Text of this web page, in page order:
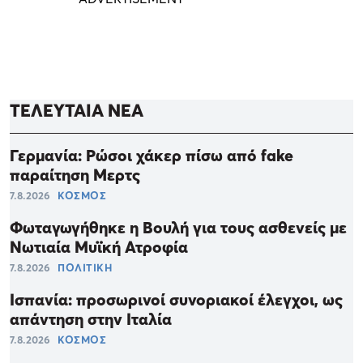
ΤΕΛΕΥΤΑΙΑ ΝΕΑ
Γερμανία: Ρώσοι χάκερ πίσω από fake
παραίτηση Μερτς
7.8.2026 ΚΟΣΜΟΣ
Φωταγωγήθηκε η Βουλή για τους ασθενείς με
Νωτιαία Μυϊκή Ατροφία
7.8.2026 ΠΟΛΙΤΙΚΗ
Ισπανία: προσωρινοί συνοριακοί έλεγχοι, ως
απάντηση στην Ιταλία
7.8.2026 ΚΟΣΜΟΣ